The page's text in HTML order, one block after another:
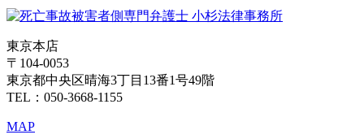
東京本店
〒104-0053
東京都中央区晴海3丁目13番1号49階
TEL：050-3668-1155
MAP